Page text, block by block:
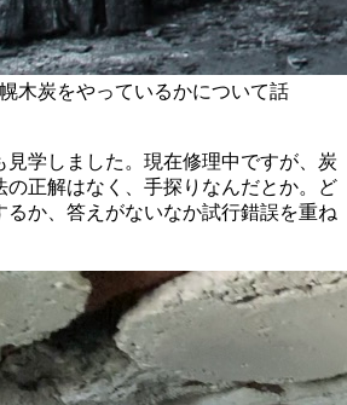
木炭をやっているかについて話
見学しました。現在修理中ですが、炭
の正解はなく、手探りなんだとか。ど
るか、答えがないなか試行錯誤を重ね